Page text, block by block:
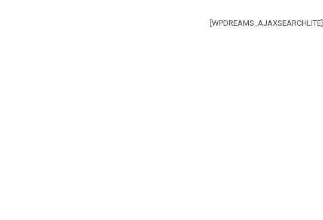
[WPDREAMS_AJAXSEARCHLITE]